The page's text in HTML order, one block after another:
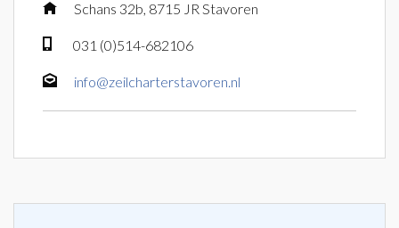
Schans 32b, 8715 JR Stavoren
031 (0)514-682106
info@zeilcharterstavoren.nl